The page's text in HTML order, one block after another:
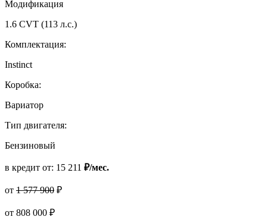
Модификация
1.6 CVT (113 л.с.)
Комплектация:
Instinct
Коробка:
Вариатор
Тип двигателя:
Бензиновый
в кредит от: 15 211 ₽/мес.
от 1 577 900 ₽
от 808 000 ₽